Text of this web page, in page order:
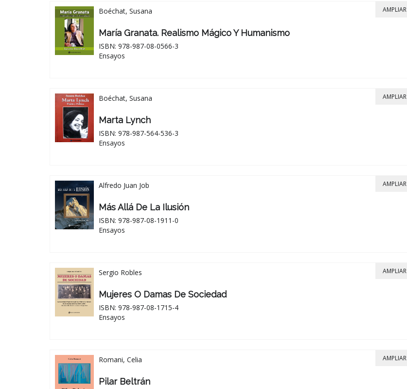
Boéchat, Susana
María Granata. Realismo Mágico Y Humanismo
ISBN: 978-987-08-0566-3
Ensayos
AMPLIAR
Boéchat, Susana
Marta Lynch
ISBN: 978-987-564-536-3
Ensayos
AMPLIAR
Alfredo Juan Job
Más Allá De La Ilusión
ISBN: 978-987-08-1911-0
Ensayos
AMPLIAR
Sergio Robles
Mujeres O Damas De Sociedad
ISBN: 978-987-08-1715-4
Ensayos
AMPLIAR
Romani, Celia
Pilar Beltrán
AMPLIAR